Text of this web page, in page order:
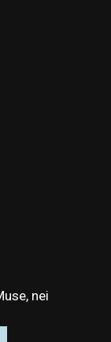
nei